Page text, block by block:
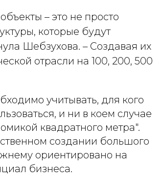
– это не просто
которые будут
Шебзухова. – Создавая их
отрасли на 100, 200, 500
учитывать, для кого
и ни в коем случае
квадратного метра".
создании большого
ориентировано на
бизнеса.